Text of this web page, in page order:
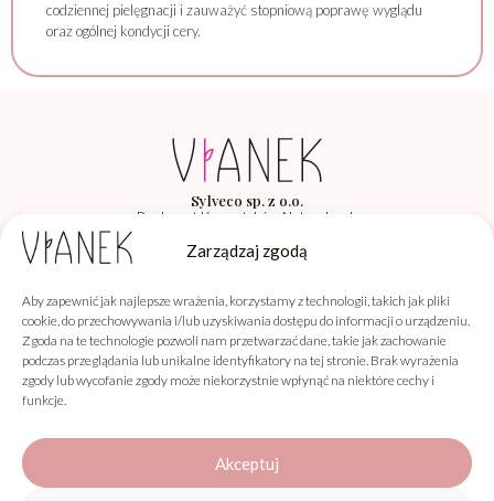
Zarządzaj zgodą
Aby zapewnić jak najlepsze wrażenia, korzystamy z technologii, takich jak pliki
cookie, do przechowywania i/lub uzyskiwania dostępu do informacji o urządzeniu.
Zgoda na te technologie pozwoli nam przetwarzać dane, takie jak zachowanie
podczas przeglądania lub unikalne identyfikatory na tej stronie. Brak wyrażenia
zgody lub wycofanie zgody może niekorzystnie wpłynąć na niektóre cechy i
funkcje.
Akceptuj
codziennej pielęgnacji i zauważyć stopniową poprawę wyglądu
oraz ogólnej kondycji cery.
Sylveco sp. z o.o.
Producent Kosmetyków Naturalnych
Vianek
Informacje
Obsługa klienta